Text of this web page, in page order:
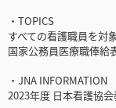
・TOPICS
すべての看護職員を対
国家公務員医療職俸給
・JNA INFORMATION
2023年度 日本看護協